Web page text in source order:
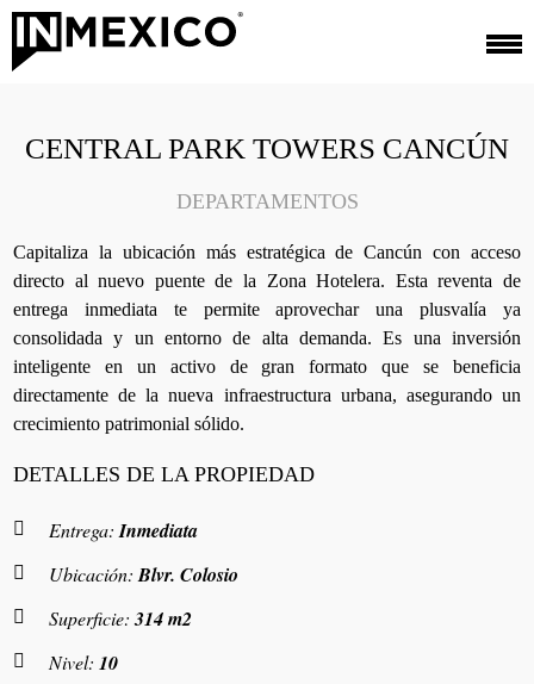
CENTRAL PARK TOWERS CANCÚN
DEPARTAMENTOS
Capitaliza la ubicación más estratégica de Cancún con acceso
directo al nuevo puente de la Zona Hotelera. Esta reventa de
entrega inmediata te permite aprovechar una plusvalía ya
consolidada y un entorno de alta demanda. Es una inversión
inteligente en un activo de gran formato que se beneficia
directamente de la nueva infraestructura urbana, asegurando un
crecimiento patrimonial sólido.
DETALLES DE LA PROPIEDAD
Entrega:Inmediata
Ubicación:Blvr. Colosio
Superficie:314 m2
Nivel: 10